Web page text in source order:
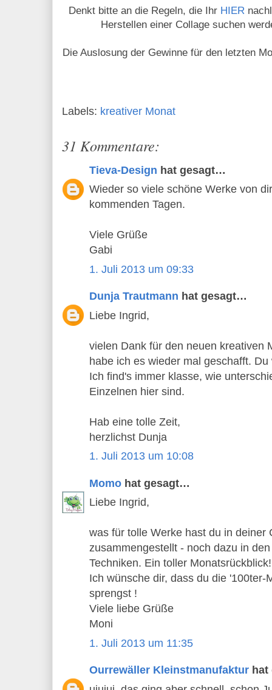
Denkt bitte an die Regeln, die Ihr HIER
Herstellen einer Collage suchen
Die Auslosung der Gewinne für den letzten
Labels: kreativer Monat
31 Kommentare:
Tieva-Design hat gesagt…
Wieder so viele schöne Werke von
kommenden Tagen.
Viele Grüße
Gabi
1. Juli 2013 um 09:33
Dunja Trautmann hat gesagt…
Liebe Ingrid,
vielen Dank für den neuen kreativen
habe ich es wieder mal geschafft.
Ich find's immer klasse, wie
Einzelnen hier sind.
Hab eine tolle Zeit,
herzlichst Dunja
1. Juli 2013 um 10:08
Momo hat gesagt…
Liebe Ingrid,
was für tolle Werke hast du in deiner
zusammengestellt - noch dazu in
Techniken. Ein toller Monatsrückblick!
Ich wünsche dir, dass du die '100ter-
sprengst !
Viele liebe Grüße
Moni
1. Juli 2013 um 11:35
Ourrewäller Kleinstmanufaktur